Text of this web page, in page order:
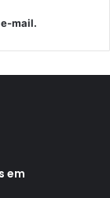
mail.
em